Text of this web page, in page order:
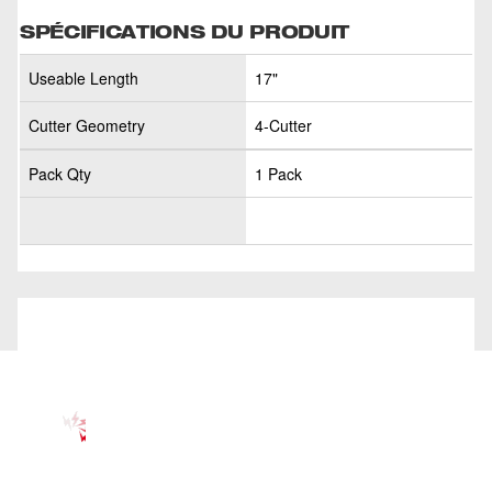
SPÉCIFICATIONS DU PRODUIT
Useable Length 17"
Cutter Geometry 4-Cutter
Pack Qty 1 Pack